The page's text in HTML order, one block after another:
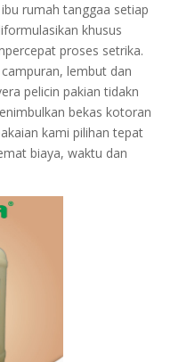
rumah tanggaa setiap
khusus
proses setrika.
lembut dan
pelicin pakian tidakn
bekas kotoran
kami pilihan tepat
biaya, waktu dan